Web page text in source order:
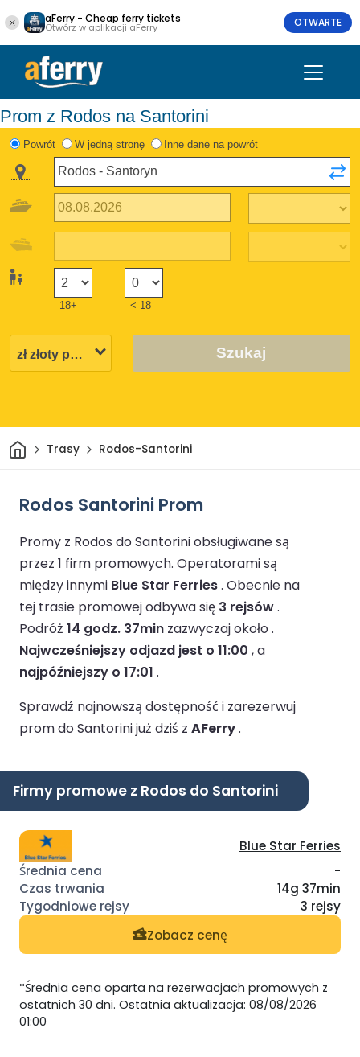
aFerry - Cheap ferry tickets
Otwórz w aplikacji aFerry OTWARTE
Prom z Rodos na Santorini
Powrót W jedną stronę Inne dane na powrót
18+ < 18
Szukaj
DomTrasy Rodos-Santorini
Rodos Santorini Prom
Promy z Rodos do Santorini obsługiwane są
przez 1 firm promowych. Operatorami są
między innymi Blue Star Ferries. Obecnie na
tej trasie promowej odbywa się 3 rejsów.
Podróż 14 godz. 37min zazwyczaj około .
Najwcześniejszy odjazd jest o 11:00 , a
najpóźniejszy o 17:01 .
Sprawdź najnowszą dostępność i zarezerwuj
prom do Santorini już dziś z AFerry.
Firmy promowe z Rodos do Santorini
Blue Star Ferries
-
14g 37min
3 rejsy
Zobacz cenę
*Średnia cena oparta na rezerwacjach promowych z
ostatnich 30 dni. Ostatnia aktualizacja: 08/08/2026
01:00